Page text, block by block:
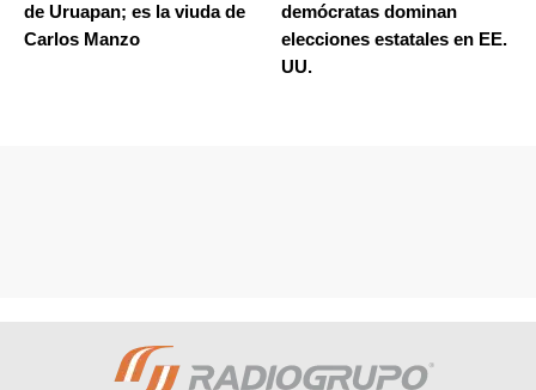
de Uruapan; es la viuda de
Carlos Manzo
demócratas dominan
elecciones estatales en EE.
UU.